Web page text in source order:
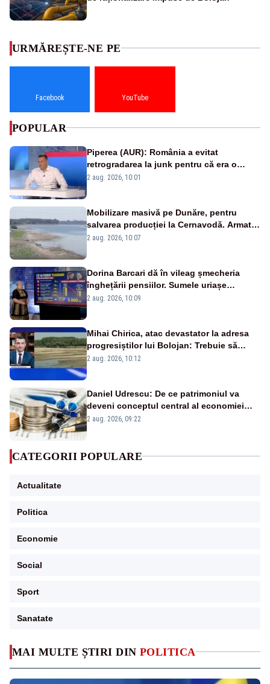
MAI MULTE ȘTIRI DIN POLITICA
URMĂREȘTE-NE PE
Facebook YouTube
POPULAR
Piperea (AUR): România a evitat
retrogradarea la junk pentru că era o
catastrofă pentru bănci și fondurile de
2 aug. 2026, 10:01
Mobilizare masivă pe Dunăre, pentru
salvarea producției la Cernavodă. Armata
va detona o stâncă și va devia apa
2 aug. 2026, 10:07
Dorina Barcari dă în vileag șmecheria
înghețării pensiilor. Sumele uriașe
pierdute de fiecare român
2 aug. 2026, 10:09
Mihai Chirica, atac devastator la adresa
progresiștilor lui Bolojan: Trebuie să
protejăm și natura, dar nu șținem omaneii
2 aug. 2026, 10:12
Daniel Udrescu: De ce patrimoniul va
deveni conceptul central al economiei
viitoare?
2 aug. 2026, 09:22
CATEGORII POPULARE
Actualitate
Politica
Economie
Social
Sport
Sanatate